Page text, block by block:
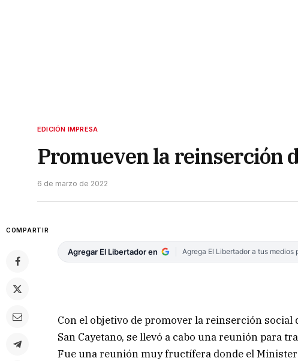
EDICIÓN IMPRESA
Promueven la reinserción
6 de marzo de 2022
COMPARTIR
Agregar El Libertador en Agrega El Libertador a tus medios
Con el objetivo de promover la reinserción social
San Cayetano, se llevó a cabo una reunión para
Fue una reunión muy fructífera donde el